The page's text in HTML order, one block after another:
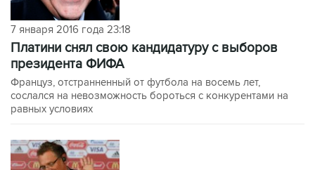
7 января 2016 года 23:18
Платини снял свою кандидатуру с выборов
президента ФИФА
Француз, отстранненный от футбола на восемь лет,
сослался на невозможность бороться с конкурентами на
равных условиях